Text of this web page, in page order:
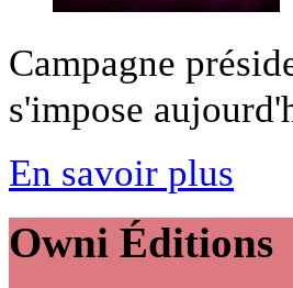
Campagne
s'impose
En savoir plus
Owni Éditions